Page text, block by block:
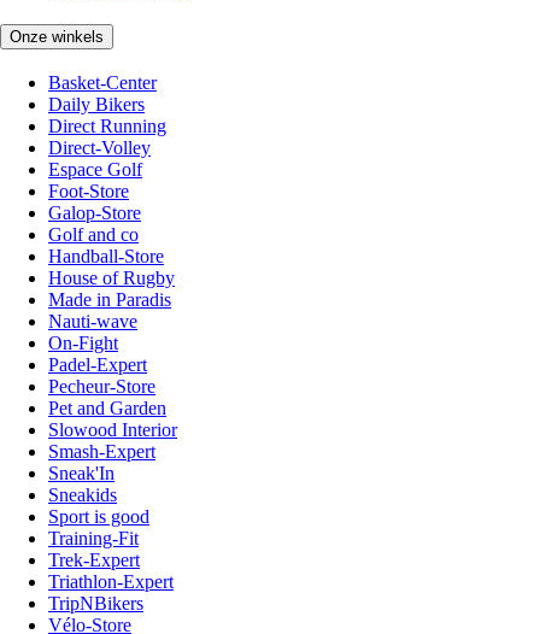
Onze winkels
Basket-Center
Daily Bikers
Direct Running
Direct-Volley
Espace Golf
Foot-Store
Galop-Store
Golf and co
Handball-Store
House of Rugby
Made in Paradis
Nauti-wave
On-Fight
Padel-Expert
Pecheur-Store
Pet and Garden
Slowood Interior
Smash-Expert
Sneak'In
Sneakids
Sport is good
Training-Fit
Trek-Expert
Triathlon-Expert
TripNBikers
Vélo-Store